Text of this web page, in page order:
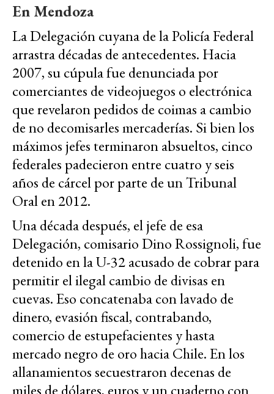
En Mendoza
La Delegación cuyana de la Policía Federal
arrastra décadas de antecedentes. Hacia
2007, su cúpula fue denunciada por
comerciantes de videojuegos o electrónica
que revelaron pedidos de coimas a cambio
de no decomisarles mercaderías. Si bien los
máximos jefes terminaron absueltos, cinco
federales padecieron entre cuatro y seis
años de cárcel por parte de un Tribunal
Oral en 2012.
Una década después, el jefe de esa
Delegación, comisario Dino Rossignoli, fue
detenido en la U-32 acusado de cobrar para
permitir el ilegal cambio de divisas en
cuevas. Eso concatenaba con lavado de
dinero, evasión fiscal, contrabando,
comercio de estupefacientes y hasta
mercado negro de oro hacia Chile. En los
allanamientos secuestraron decenas de
miles de dólares, euros y un cuaderno con